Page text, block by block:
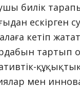
билік
ескірген
кетіп
тартып
мен